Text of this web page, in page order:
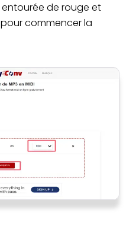
entourée de rouge et
pour commencer la